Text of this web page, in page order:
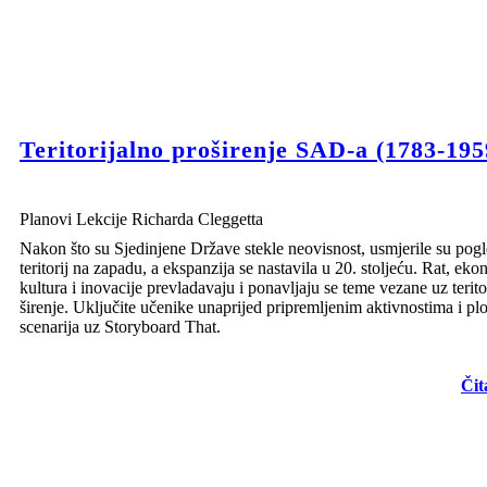
Teritorijalno proširenje SAD-a (1783-
Planovi Lekcije Richarda Cleggetta
Nakon što su Sjedinjene Države stekle neovisnost, usmjerile su
teritorij na zapadu, a ekspanzija se nastavila u 20. stoljeću. Rat,
kultura i inovacije prevladavaju i ponavljaju se teme vezane uz
širenje. Uključite učenike unaprijed pripremljenim aktivnostima i
scenarija uz Storyboard That.